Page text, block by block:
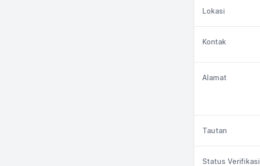
Lokasi
Kontak
Alamat
Tautan
Status Verifikasi